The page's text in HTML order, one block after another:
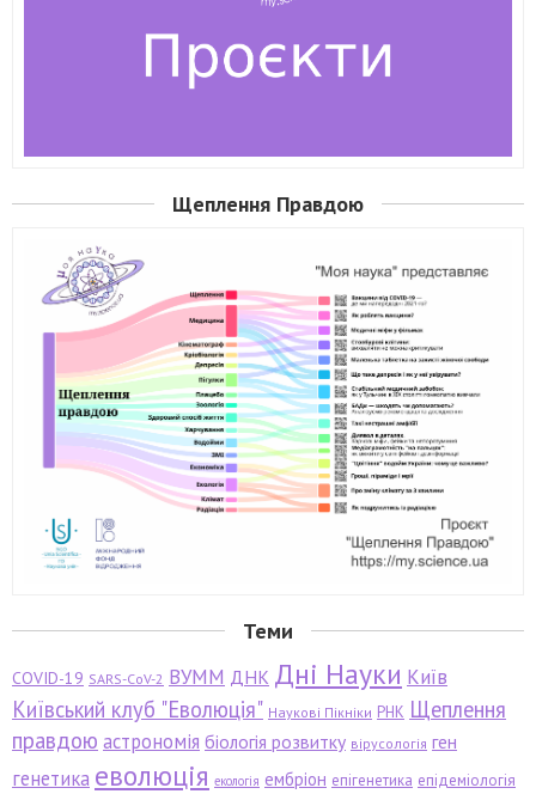
Щеплення Правдою
Теми
COVID-19 SARS-CoV-2 ВУММ ДНК Дні Науки Київ
Київський клуб "Еволюція" Наукові Пікніки РНК Щеплення
правдою астрономія біологія розвитку вірусологія ген
генетика еволюція екологія ембріон епігенетика епідеміологія